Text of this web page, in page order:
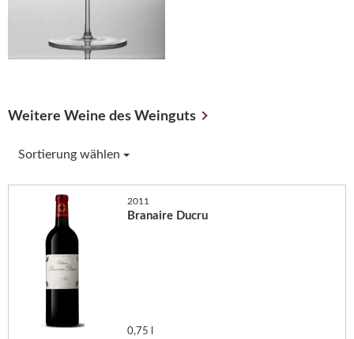
Weitere Weine des Weinguts
Sortierung wählen
2011
Branaire Ducru
0,75 l